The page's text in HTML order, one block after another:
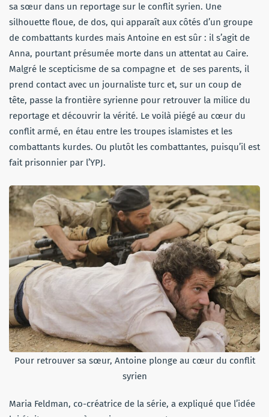
sa sœur dans un reportage sur le conflit syrien. Une
silhouette floue, de dos, qui apparaît aux côtés d’un groupe
de combattants kurdes mais Antoine en est sûr : il s’agit de
Anna, pourtant présumée morte dans un attentat au Caire.
Malgré le scepticisme de sa compagne et de ses parents, il
prend contact avec un journaliste turc et, sur un coup de
tête, passe la frontière syrienne pour retrouver la milice du
reportage et découvrir la vérité. Le voilà piégé au cœur du
conflit armé, en étau entre les troupes islamistes et les
combattants kurdes. Ou plutôt les combattantes, puisqu’il est
fait prisonnier par l’YPJ.
Pour retrouver sa sœur, Antoine plonge au cœur du conflit
syrien
Maria Feldman, co-créatrice de la série, a expliqué que l’idée